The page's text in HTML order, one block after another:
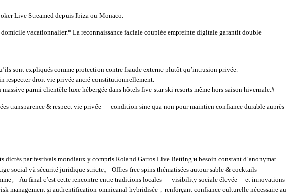
Live Streamed depuis Ibiza ou Monaco.
vacationnalier.* La reconnaissance faciale couplée empreinte digitale garantit double
sont expliqués comme protection contre fraude externe plutôt qu’intrusion privée.
respecter droit vie privée ancré constitutionnellement.
parmi clientèle luxe hébergée dans hôtels five-star ski resorts même hors saison hivernale.#
transparence & respect vie privée — condition sine qua non pour maintien confiance durable auprès
dictés par festivals mondiaux y compris Roland Garros Live Betting и besoin constant d’anonymat
social và sécurité juridique stricte。 Offres free spins thématisées autour sable & cocktails
。 Au final c’est cette rencontre entre traditions locales — visibility sociale élevée —et innovations
management și authentification omnicanal hybridisée，renforçant confiance culturelle nécessaire au